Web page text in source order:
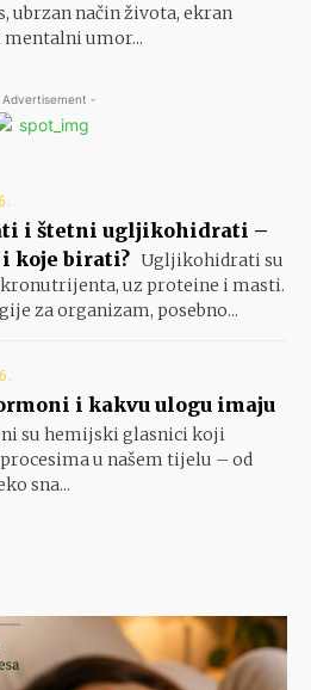
ubrzan način života, ekran
umor...
-
i štetni ugljikohidrati –
koje birati? Ugljikohidrati su
uz proteine i masti.
za organizam, posebno...
i kakvu ulogu imaju
su hemijski glasnici koji
u našem tijelu – od
sna...